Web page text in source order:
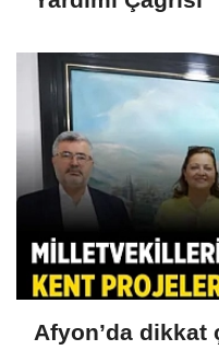
Afyon’da dikkat